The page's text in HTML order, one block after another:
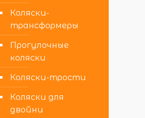
Коляски-
трансформеры
Прогулочные
коляски
Коляски-трости
Коляски для
двойни